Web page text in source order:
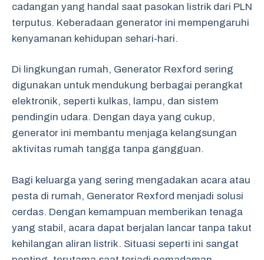
cadangan yang handal saat pasokan listrik dari PLN
terputus. Keberadaan generator ini mempengaruhi
kenyamanan kehidupan sehari-hari.
Di lingkungan rumah, Generator Rexford sering
digunakan untuk mendukung berbagai perangkat
elektronik, seperti kulkas, lampu, dan sistem
pendingin udara. Dengan daya yang cukup,
generator ini membantu menjaga kelangsungan
aktivitas rumah tangga tanpa gangguan.
Bagi keluarga yang sering mengadakan acara atau
pesta di rumah, Generator Rexford menjadi solusi
cerdas. Dengan kemampuan memberikan tenaga
yang stabil, acara dapat berjalan lancar tanpa takut
kehilangan aliran listrik. Situasi seperti ini sangat